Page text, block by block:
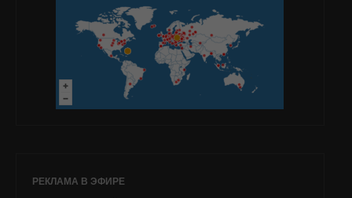
РЕКЛАМА В ЭФИРЕ